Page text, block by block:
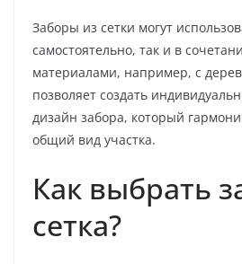
Заборы из сетки могут
самостоятельно, так и в
материалами, например, с
позволяет создать
дизайн забора, который
общий вид участка.
Как выбрать
сетка?